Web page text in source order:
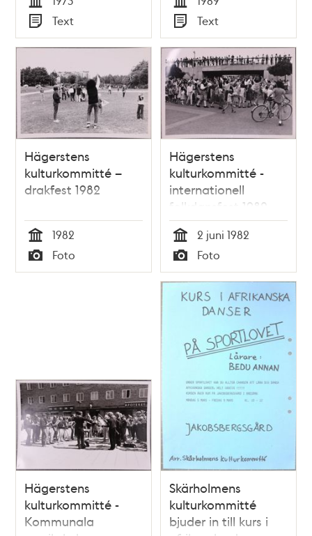
Tid
Typ
Text Tid
Typ
Text
Hägerstens
kulturkommitté –
drakfest 1982
Tid
1982
Typ
Foto
Hägerstens
kulturkommitté -
internationell
folkdansfest 1982
Tid
2 juni 1982
Typ
Foto
Hägerstens
kulturkommitté -
Kommunala
Skärholmens
kulturkommitté
bjuder in till kurs i